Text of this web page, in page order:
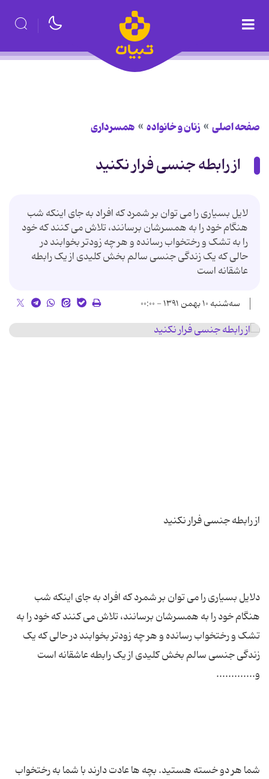
صفحه اصلی زنان و خانواده همسرداری
از رابطه جنسی فرار نکنید
لایل بسیاری را می توان بر شمرد که افراد به جای اینکه شب
هنگام خود را به همسرشان برسانند، تلاش می کنند که خود
را به تشک و رختخواب رسانده و هر چه زودتر بخوابند در
حالی که یک زندگی جنسی سالم بخش کلیدی از یک رابطه
عاشقانه است
سه‌شنبه ۱۰ بهمن ۱۳۹۱ - ۰۰:۰۰
دلایل بسیاری را می توان بر شمرد که افراد به جای اینکه شب
هنگام خود را به همسرشان برسانند، تلاش می کنند که خود را به
تشک و رختخواب رسانده و هر چه زودتر بخوابند در حالی که یک
زندگی جنسی سالم بخش کلیدی از یک رابطه عاشقانه است
شما هر دو خسته هستید. بچه ها عادت دارند با شما به رختخواب